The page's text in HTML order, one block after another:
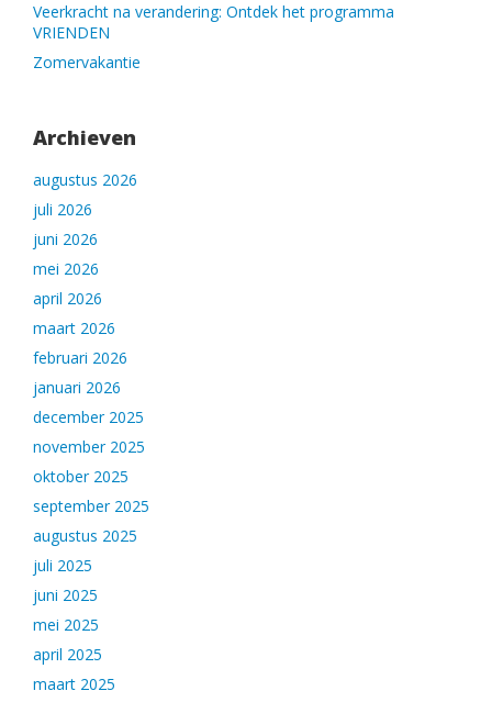
Veerkracht na verandering: Ontdek het programma
VRIENDEN
Zomervakantie
Archieven
augustus 2026
juli 2026
juni 2026
mei 2026
april 2026
maart 2026
februari 2026
januari 2026
december 2025
november 2025
oktober 2025
september 2025
augustus 2025
juli 2025
juni 2025
mei 2025
april 2025
maart 2025